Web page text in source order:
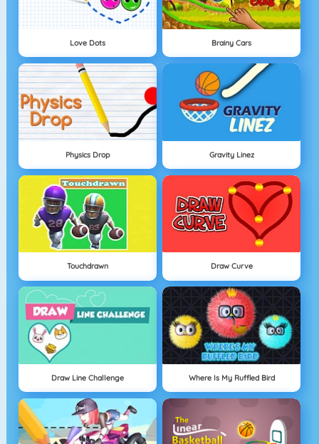
Love Dots Brainy Cars
Physics Drop Gravity Linez
Touchdrawn Draw Curve
Draw Line Challenge Where Is My Ruffled Bird